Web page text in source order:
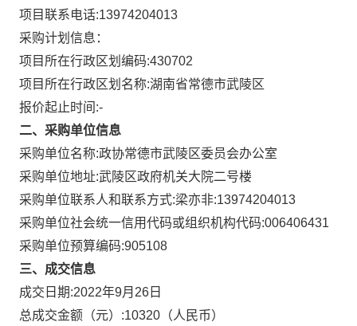
项目联系电话:13974204013
采购计划信息：
项目所在行政区划编码:430702
项目所在行政区划名称:湖南省常德市武陵区
报价起止时间:-
二、采购单位信息
采购单位名称:政协常德市武陵区委员会办公室
采购单位地址:武陵区政府机关大院二号楼
采购单位联系人和联系方式:梁亦非:13974204013
采购单位社会统一信用代码或组织机构代码:006406431
采购单位预算编码:905108
三、成交信息
成交日期:2022年9月26日
总成交金额（元）:10320 （人民币）